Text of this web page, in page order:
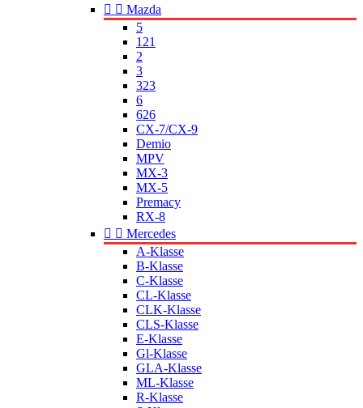
  Mazda
5
121
2
3
323
6
626
CX-7/CX-9
Demio
MPV
MX-3
MX-5
Premacy
RX-8
  Mercedes
A-Klasse
B-Klasse
C-Klasse
CL-Klasse
CLK-Klasse
CLS-Klasse
E-Klasse
Gl-Klasse
GLA-Klasse
ML-Klasse
R-Klasse